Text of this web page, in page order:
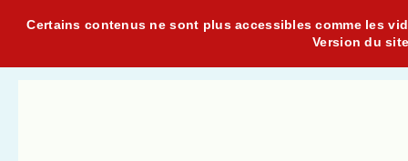
Certains contenus ne sont plus accessibles comme les
Version du